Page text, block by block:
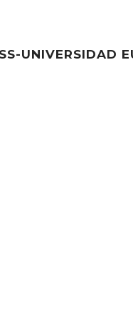
UNIVERSIDAD